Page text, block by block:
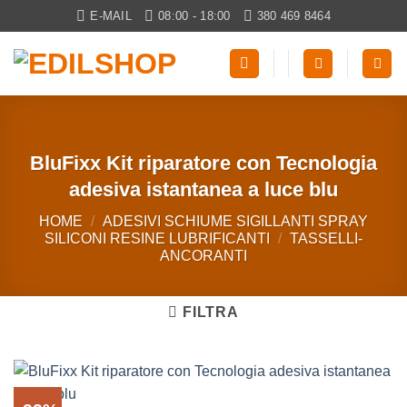
ai
contenuti
E-MAIL 08:00 - 18:00 380 469 8464
BluFixx Kit riparatore con Tecnologia
adesiva istantanea a luce blu
HOME / ADESIVI SCHIUME SIGILLANTI SPRAY
SILICONI RESINE LUBRIFICANTI / TASSELLI-
ANCORANTI
FILTRA